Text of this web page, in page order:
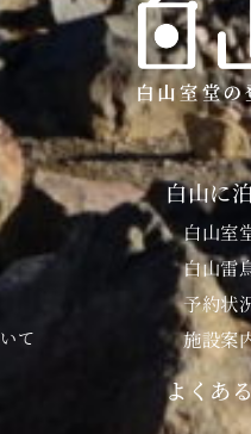
て
白山に
白山室
白山雷
予約状
施設案
よくあ